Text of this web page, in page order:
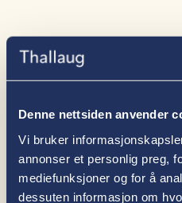
Denne nettsiden anvender
Vi bruker
annonser et personlig preg,
mediefunksjoner og for å
dessuten informasjon om
Erfaring
1989–d.d.: Partner i
1988–1989: Advokat i
1985–1988:
Fylkesskattekontoret
1983–1985: